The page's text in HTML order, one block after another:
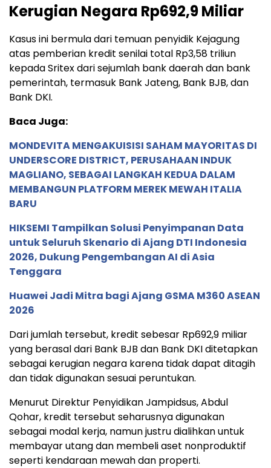
Kerugian Negara Rp692,9 Miliar
Kasus ini bermula dari temuan penyidik Kejagung
atas pemberian kredit senilai total Rp3,58 triliun
kepada Sritex dari sejumlah bank daerah dan bank
pemerintah, termasuk Bank Jateng, Bank BJB, dan
Bank DKI.
Baca Juga:
MONDEVITA MENGAKUISISI SAHAM MAYORITAS DI
UNDERSCORE DISTRICT, PERUSAHAAN INDUK
MAGLIANO, SEBAGAI LANGKAH KEDUA DALAM
MEMBANGUN PLATFORM MEREK MEWAH ITALIA
BARU
HIKSEMI Tampilkan Solusi Penyimpanan Data
untuk Seluruh Skenario di Ajang DTI Indonesia
2026, Dukung Pengembangan AI di Asia
Tenggara
Huawei Jadi Mitra bagi Ajang GSMA M360 ASEAN
2026
Dari jumlah tersebut, kredit sebesar Rp692,9 miliar
yang berasal dari Bank BJB dan Bank DKI ditetapkan
sebagai kerugian negara karena tidak dapat ditagih
dan tidak digunakan sesuai peruntukan.
Menurut Direktur Penyidikan Jampidsus, Abdul
Qohar, kredit tersebut seharusnya digunakan
sebagai modal kerja, namun justru dialihkan untuk
membayar utang dan membeli aset nonproduktif
seperti kendaraan mewah dan properti.